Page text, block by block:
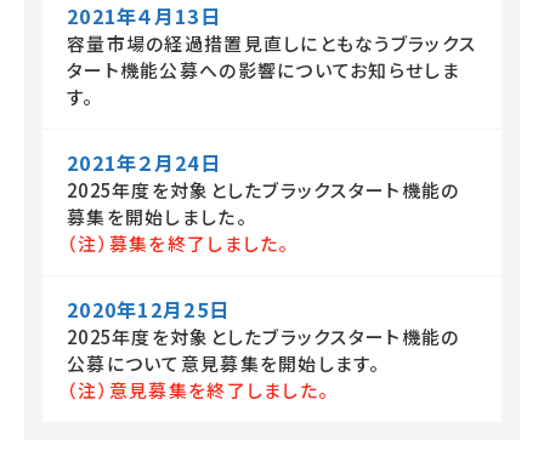
2021年４月13日
容量市場の経過措置見直しにともなうブラックス
タート機能公募への影響についてお知らせしま
す。
2021年２月24日
2025年度を対象としたブラックスタート機能の
募集を開始しました。
（注）募集を終了しました。
2020年12月25日
2025年度を対象としたブラックスタート機能の
公募について意見募集を開始します。
（注）意見募集を終了しました。